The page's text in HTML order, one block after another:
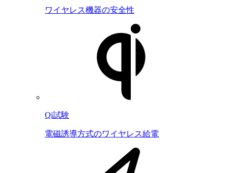
ワイヤレス機器の安全性
Qi試験
電磁誘導方式のワイヤレス給電